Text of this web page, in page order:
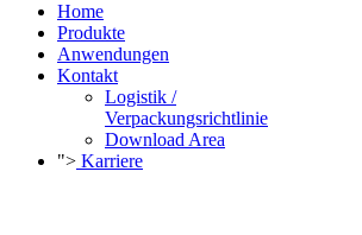
Home
Produkte
Anwendungen
Kontakt
Logistik /
Verpackungsrichtlinie
Download Area
"> Karriere